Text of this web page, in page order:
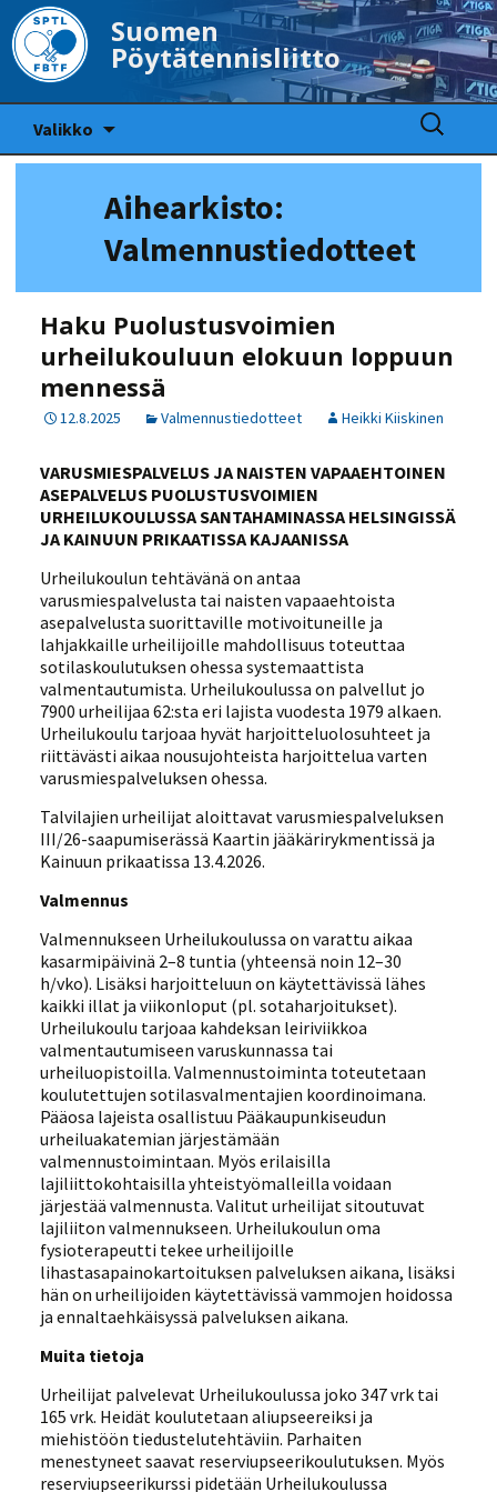
Suomen
Pöytätennisliitto
Valikko
Haku:
Aihearkisto:
Valmennustiedotteet
Haku Puolustusvoimien
urheilukouluun elokuun loppuun
mennessä
12.8.2025 Valmennustiedotteet Heikki Kiiskinen
VARUSMIESPALVELUS JA NAISTEN VAPAAEHTOINEN
ASEPALVELUS PUOLUSTUSVOIMIEN
URHEILUKOULUSSA SANTAHAMINASSA HELSINGISSÄ
JA KAINUUN PRIKAATISSA KAJAANISSA
Urheilukoulun tehtävänä on antaa
varusmiespalvelusta tai naisten vapaaehtoista
asepalvelusta suorittaville motivoituneille ja
lahjakkaille urheilijoille mahdollisuus toteuttaa
sotilaskoulutuksen ohessa systemaattista
valmentautumista. Urheilukoulussa on palvellut jo
7900 urheilijaa 62:sta eri lajista vuodesta 1979 alkaen.
Urheilukoulu tarjoaa hyvät harjoitteluolosuhteet ja
riittävästi aikaa nousujohteista harjoittelua varten
varusmiespalveluksen ohessa.
Talvilajien urheilijat aloittavat varusmiespalveluksen
III/26-saapumiserässä Kaartin jääkärirykmentissä ja
Kainuun prikaatissa 13.4.2026.
Valmennus
Valmennukseen Urheilukoulussa on varattu aikaa
kasarmipäivinä 2–8 tuntia (yhteensä noin 12–30
h/vko). Lisäksi harjoitteluun on käytettävissä lähes
kaikki illat ja viikonloput (pl. sotaharjoitukset).
Urheilukoulu tarjoaa kahdeksan leiriviikkoa
valmentautumiseen varuskunnassa tai
urheiluopistoilla. Valmennustoiminta toteutetaan
koulutettujen sotilasvalmentajien koordinoimana.
Pääosa lajeista osallistuu Pääkaupunkiseudun
urheiluakatemian järjestämään
valmennustoimintaan. Myös erilaisilla
lajiliittokohtaisilla yhteistyömalleilla voidaan
järjestää valmennusta. Valitut urheilijat sitoutuvat
lajiliiton valmennukseen. Urheilukoulun oma
fysioterapeutti tekee urheilijoille
lihastasapainokartoituksen palveluksen aikana, lisäksi
hän on urheilijoiden käytettävissä vammojen hoidossa
ja ennaltaehkäisyssä palveluksen aikana.
Muita tietoja
Urheilijat palvelevat Urheilukoulussa joko 347 vrk tai
165 vrk. Heidät koulutetaan aliupseereiksi ja
miehistöön tiedustelutehtäviin. Parhaiten
menestyneet saavat reserviupseerikoulutuksen. Myös
reserviupseerikurssi pidetään Urheilukoulussa